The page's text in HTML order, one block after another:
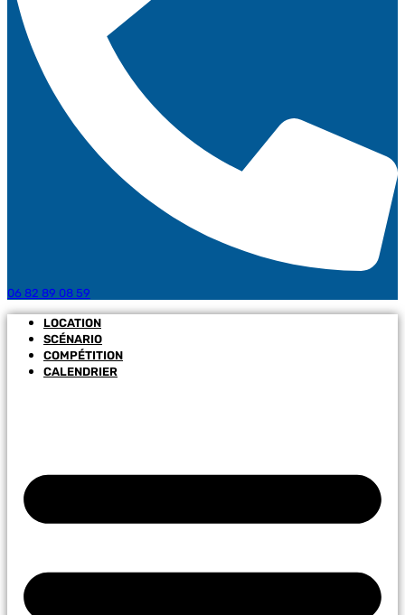
06 82 89 08 59
LOCATION
SCÉNARIO
COMPÉTITION
CALENDRIER